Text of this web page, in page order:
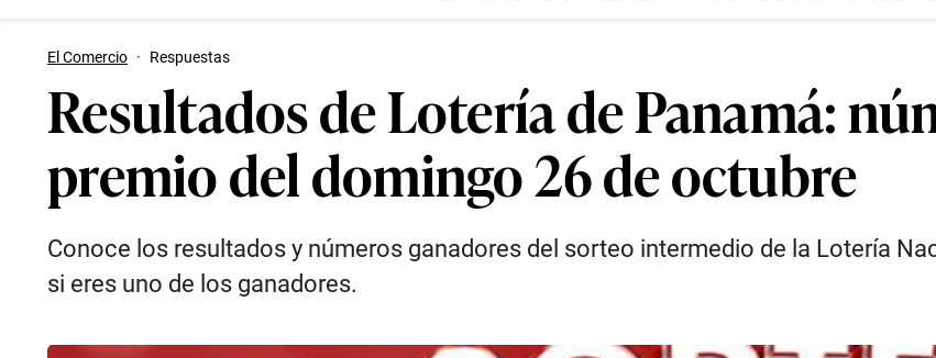
El Comercio · Respuestas
Resultados de Lotería de Panamá:
premio del domingo 26 de octubre
Conoce los resultados y números ganadores del sorteo intermedio de la Lotería
si eres uno de los ganadores.